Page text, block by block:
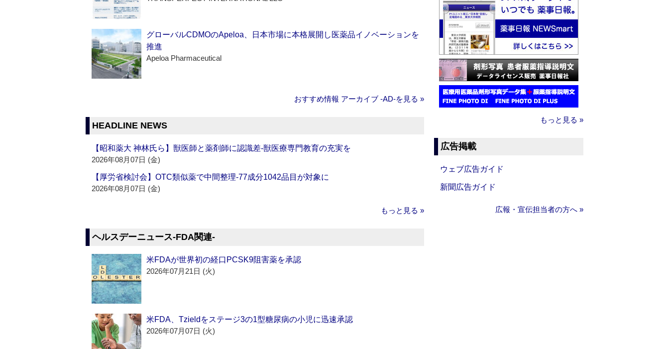
グローバルCDMOのApeloa、日本市場に本格展開し医薬品イノベーションを
推進
Apeloa Pharmaceutical
おすすめ情報 アーカイブ ‐AD‐を見る »
HEADLINE NEWS
【昭和薬大 神林氏ら】獣医師と薬剤師に認識差‐獣医療専門教育の充実を
2026年08月07日 (金)
【厚労省検討会】OTC類似薬で中間整理‐77成分1042品目が対象に
2026年08月07日 (金)
もっと見る »
ヘルスデーニュース‐FDA関連‐
米FDAが世界初の経口PCSK9阻害薬を承認
2026年07月21日 (火)
米FDA、Tzieldをステージ3の1型糖尿病の小児に迅速承認
2026年07月07日 (火)
もっと見る »
広告掲載
ウェブ広告ガイド
新聞広告ガイド
広報・宣伝担当者の方へ »